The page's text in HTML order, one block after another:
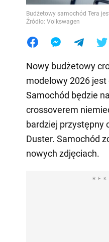
Budżetowy samochód Tera
Źródło: Volkswagen
Nowy budżetowy
modelowy 2026
Samochód będzie
crossoverem
bardziej przystępny
Duster. Samochód
nowych zdjęciach.